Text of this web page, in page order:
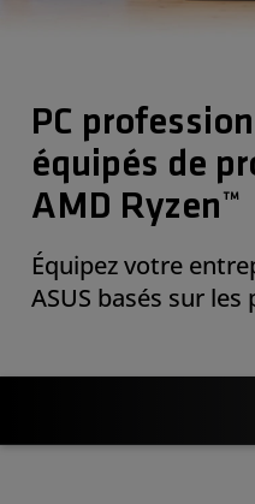
PC
équipés de
AMD Ryzen™
Équipez votre
ASUS basés sur